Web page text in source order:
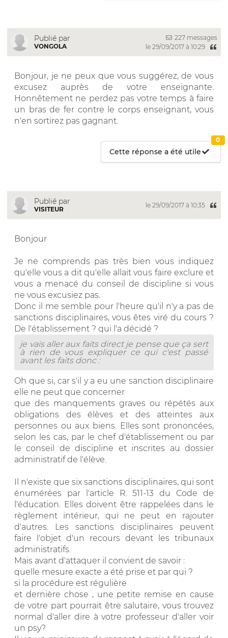
Publié par
VONGOLA
227 messages
le 29/09/2017 à 10:29
Bonjour, je ne peux que vous suggérez, de vous
excusez auprès de votre enseignante.
Honnêtement ne perdez pas votre temps à faire
un bras de fer contre le corps enseignant, vous
n'en sortirez pas gagnant.
Cette réponse a été utile
0
Publié par
VISITEUR
le 29/09/2017 à 10:35
Bonjour
Je ne comprends pas très bien vous indiquez
qu'elle vous a dit qu'elle allait vous faire exclure et
vous a menacé du conseil de discipline si vous
ne vous excusiez pas.
Donc il me semble pour l'heure qu'il n'y a pas de
sanctions disciplinaires, vous êtes viré du cours ?
De l'établissement ? qui l'a décidé ?
je vais aller aux faits direct je pense que ça sert
à rien de vous expliquer ce qui c'est passé
avant les faits donc :
Oh que si, car s'il y a eu une sanction disciplinaire
elle ne peut que concerner
que des manquements graves ou répétés aux
obligations des élèves et des atteintes aux
personnes ou aux biens. Elles sont prononcées,
selon les cas, par le chef d'établissement ou par
le conseil de discipline et inscrites au dossier
administratif de l'élève.
Il n'existe que six sanctions disciplinaires, qui sont
énumérées par l'article R. 511-13 du Code de
l'éducation. Elles doivent être rappelées dans le
règlement intérieur, qui ne peut en rajouter
d'autres. Les sanctions disciplinaires peuvent
faire l'objet d'un recours devant les tribunaux
administratifs.
Mais avant d'attaquer il convient de savoir :
quelle mesure exacte a été prise et par qui ?
si la procédure est régulière
et dernière chose , une petite remise en cause
de votre part pourrait être salutaire, vous trouvez
normal d'aller dire à votre professeur d'aller voir
un psy?